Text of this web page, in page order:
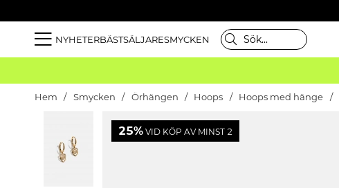
NYHETERBÄSTSÄLJARESMYCKEN
Hem Smycken Örhängen Hoops Hoops med hänge
25% VID KÖP AV MINST 2